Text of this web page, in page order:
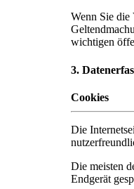
Wenn Sie die
wichtigen
3.
Cookies
Die
Die meisten
Endgerät